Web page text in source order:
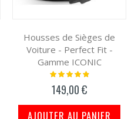
Housses de Sièges de
Voiture - Perfect Fit -
Gamme ICONIC
Notation:
149,00 €
AJOUTER AU PANIER